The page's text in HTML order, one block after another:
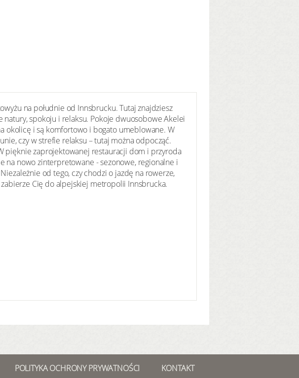
na południe od Innsbrucku. Tutaj znajdziesz
natury, spokoju i relaksu. Pokoje dwuosobowe Akelei
okolicę i są komfortowo i bogato umeblowane. W
czy w strefie relaksu – tutaj można odpocząć.
pięknie zaprojektowanej restauracji dom i przyroda
na nowo zinterpretowane - sezonowe, regionalne i
od tego, czy chodzi o jazdę na rowerze,
Cię do alpejskiej metropolii Innsbrucka.
POLITYKA OCHRONY PRYWATNOŚCI KONTAKT